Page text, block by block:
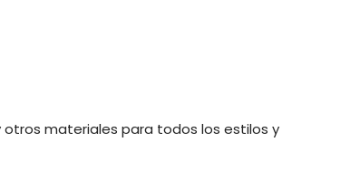
materiales para todos los estilos y